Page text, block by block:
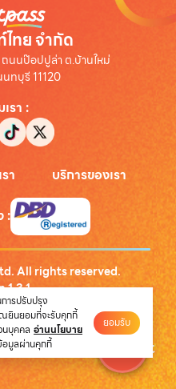
ทย จำกัด
นนป๊อปปูล่า ต.บ้านใหม่
ทบุรี 11120
รา :
า บริการของเรา
:
All rights reserved.
1.3.1
ป็นส่วนตัว
ารปรับปรุง
ยินยอมที่จะรับคุกกี้
นบุคคล อ่านนโยบาย
อมูลผ่านคุกกี้
ยอมรับ